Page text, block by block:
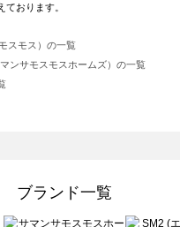
おります。
スモス）の一覧
ンサモスモスホームズ）の一覧
（ツハルバイサマンサモスモス）の一覧
モスモス ブルー）の一覧
ブランド一覧